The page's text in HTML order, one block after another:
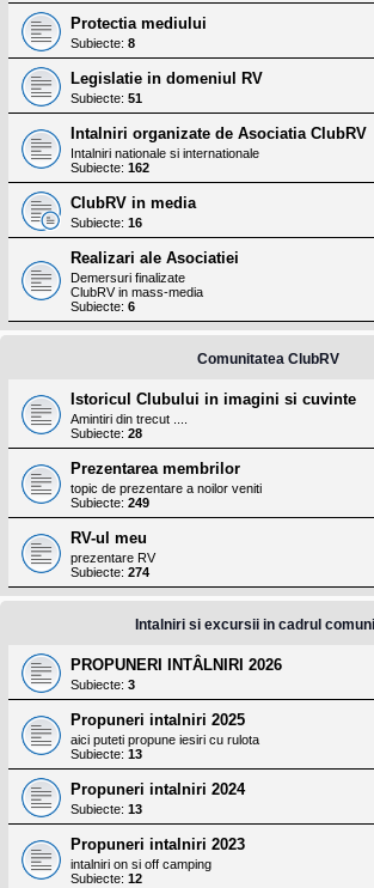
o
t
e
d
i
n
R
o
m
a
i
a
Protectia mediului
Subiecte: 8
Legislatie in domeniul RV
Subiecte: 51
Intalniri organizate de Asociatia ClubRV
Intalniri nationale si internationale
Subiecte: 162
ClubRV in media
Subiecte: 16
Realizari ale Asociatiei
Demersuri finalizate
ClubRV in mass-media
Subiecte: 6
Comunitatea ClubRV
Istoricul Clubului in imagini si cuvinte
Amintiri din trecut ....
Subiecte: 28
Prezentarea membrilor
topic de prezentare a noilor veniti
Subiecte: 249
RV-ul meu
prezentare RV
Subiecte: 274
Intalniri si excursii in cadrul
PROPUNERI INTÂLNIRI 2026
Subiecte: 3
Propuneri intalniri 2025
aici puteti propune iesiri cu rulota
Subiecte: 13
Propuneri intalniri 2024
Subiecte: 13
Propuneri intalniri 2023
intalniri on si off camping
Subiecte: 12